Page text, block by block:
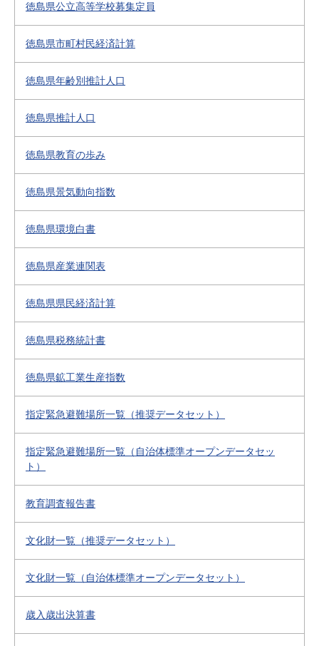
徳島県公立高等学校募集定員
徳島県市町村民経済計算
徳島県年齢別推計人口
徳島県推計人口
徳島県教育の歩み
徳島県景気動向指数
徳島県環境白書
徳島県産業連関表
徳島県県民経済計算
徳島県税務統計書
徳島県鉱工業生産指数
指定緊急避難場所一覧（推奨データセット）
指定緊急避難場所一覧（自治体標準オープンデータセッ
ト）
教育調査報告書
文化財一覧（推奨データセット）
文化財一覧（自治体標準オープンデータセット）
歳入歳出決算書